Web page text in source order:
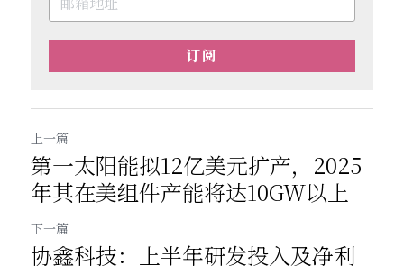
订阅
上一篇
第一太阳能拟12亿美元扩产，2025
年其在美组件产能将达10GW以上
下一篇
协鑫科技：上半年研发投入及净利